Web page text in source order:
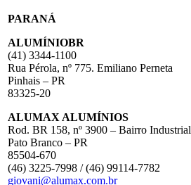
PARANÁ
ALUMÍNIOBR
(41) 3344-1100
Rua Pérola, nº 775. Emiliano Perneta
Pinhais – PR
83325-20
ALUMAX ALUMÍNIOS
Rod. BR 158, nº 3900 – Bairro Industrial
Pato Branco – PR
85504-670
(46) 3225-7998 / (46) 99114-7782
giovani@alumax.com.br